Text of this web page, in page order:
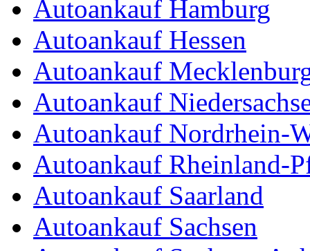
Autoankauf Hamburg
Autoankauf Hessen
Autoankauf
Autoankauf
Autoankauf Nordrhein-
Autoankauf Rheinland-
Autoankauf Saarland
Autoankauf Sachsen